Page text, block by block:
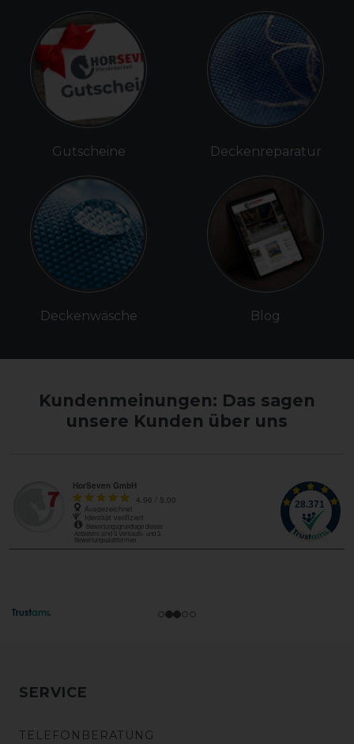
Gutscheine
Deckenwäsche
Deckenreparatur
Blog
Kundenmeinungen: Das sagen
unsere Kunden über uns
SERVICE
TELEFONBERATUNG